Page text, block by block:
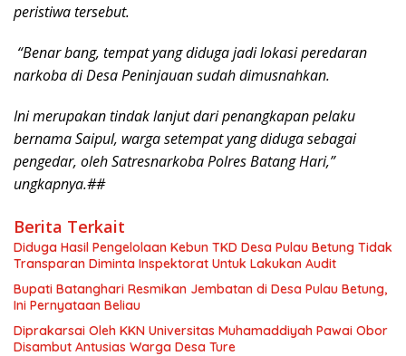
peristiwa tersebut.
“Benar bang, tempat yang diduga jadi lokasi peredaran
narkoba di Desa Peninjauan sudah dimusnahkan.
Ini merupakan tindak lanjut dari penangkapan pelaku
bernama Saipul, warga setempat yang diduga sebagai
pengedar, oleh Satresnarkoba Polres Batang Hari,”
ungkapnya.##
Berita Terkait
Diduga Hasil Pengelolaan Kebun TKD Desa Pulau Betung Tidak
Transparan Diminta Inspektorat Untuk Lakukan Audit
Bupati Batanghari Resmikan Jembatan di Desa Pulau Betung,
Ini Pernyataan Beliau
Diprakarsai Oleh KKN Universitas Muhamaddiyah Pawai Obor
Disambut Antusias Warga Desa Ture